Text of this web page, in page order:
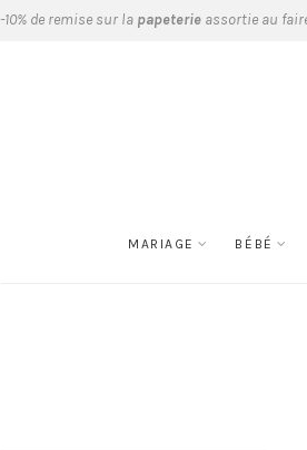
-10% de remise sur la papeterie assortie au
MARIAGE BÉBÉ